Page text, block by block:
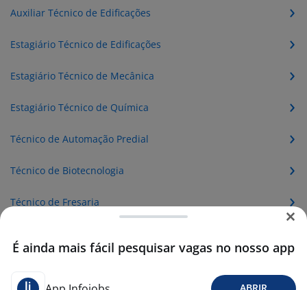
Auxiliar Técnico de Edificações
Estagiário Técnico de Edificações
Estagiário Técnico de Mecânica
Estagiário Técnico de Química
Técnico de Automação Predial
Técnico de Biotecnologia
Técnico de Fresaria
É ainda mais fácil pesquisar vagas no nosso app